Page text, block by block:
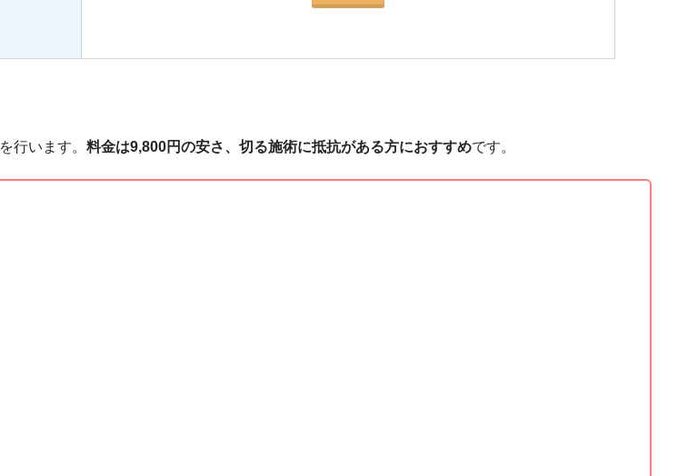
を行います。 料金は9,800円の安さ、切る施術に抵抗がある方におすすめです。